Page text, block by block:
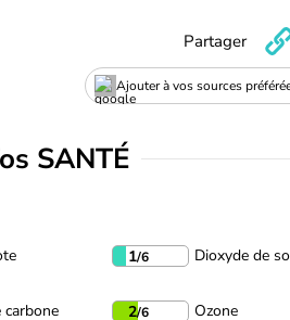
Ajouter à vos sources
Partager
SANTÉ
1/6 Dioxyde de
carbone 2/6 Ozone